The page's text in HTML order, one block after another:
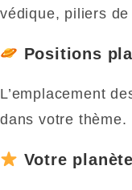
védique, piliers
Positions
L’emplacement
dans votre thème.
Votre